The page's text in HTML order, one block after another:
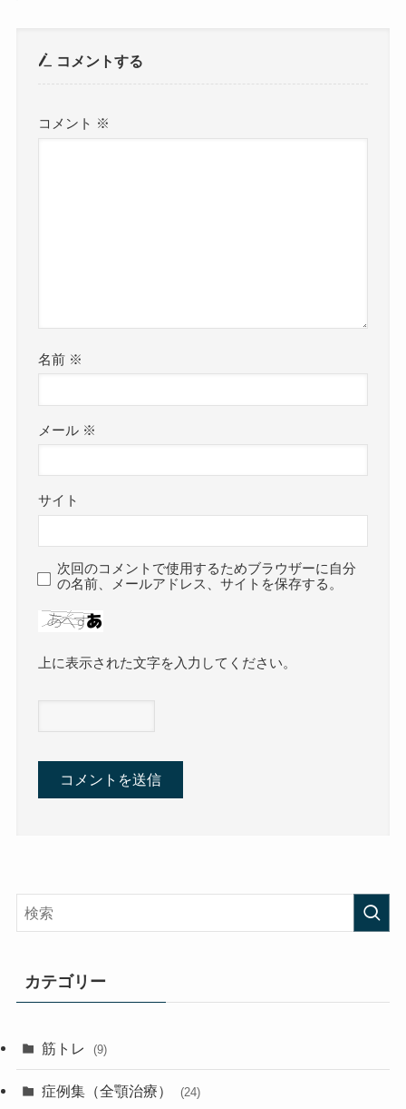
コメントする
コメント ※
名前 ※
メール ※
サイト
次回のコメントで使用するためブラウザーに自分
の名前、メールアドレス、サイトを保存する。
上に表示された文字を入力してください。
カテゴリー
筋トレ (9)
症例集（全顎治療） (24)